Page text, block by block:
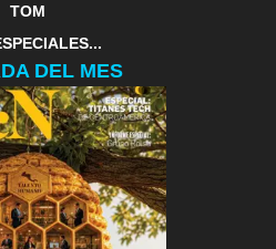
TOM
DEL MES